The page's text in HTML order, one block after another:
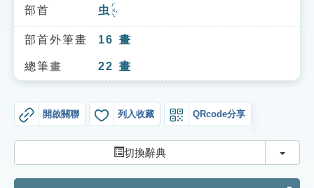
索引選單
知識索引
單字索引
遊戲專區
教學應用
部首 虫 ㄏㄨㄟˇ
部首外筆畫 16 畫
總筆畫 22 畫
開啟關聯 列入收藏 QRcode分享
切換辭典 切換